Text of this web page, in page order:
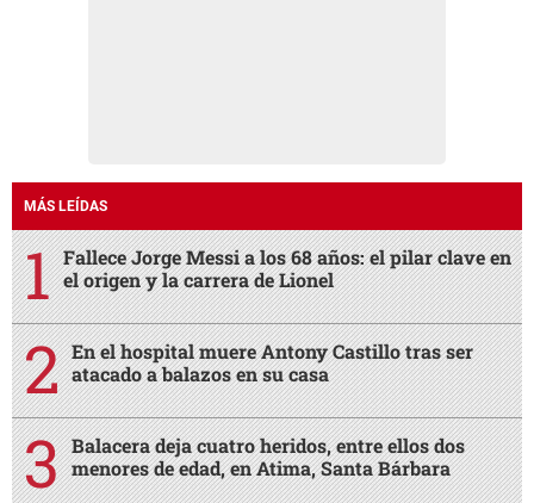
MÁS LEÍDAS
Fallece Jorge Messi a los 68 años: el pilar clave en
el origen y la carrera de Lionel
En el hospital muere Antony Castillo tras ser
atacado a balazos en su casa
Balacera deja cuatro heridos, entre ellos dos
menores de edad, en Atima, Santa Bárbara